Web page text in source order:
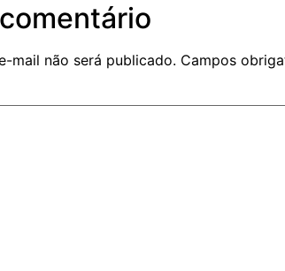
mail não será publicado. Campos